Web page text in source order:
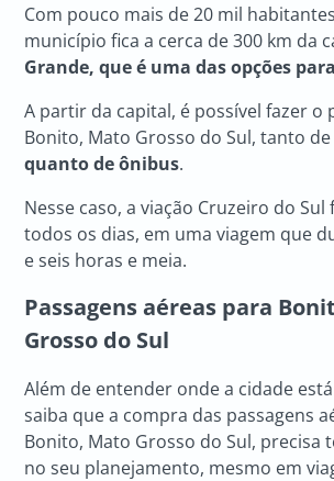
Com pouco mais de 20 mil
município fica a cerca de 300 km da
Grande, que é uma das opções
A partir da capital, é possível fazer o
Bonito, Mato Grosso do Sul, tanto
quanto de ônibus.
Nesse caso, a viação Cruzeiro do
todos os dias, em uma viagem que
e seis horas e meia.
Passagens aéreas para
Grosso do Sul
Além de entender onde a cidade
saiba que a compra das passagens
Bonito, Mato Grosso do Sul, precisa
no seu planejamento, mesmo em